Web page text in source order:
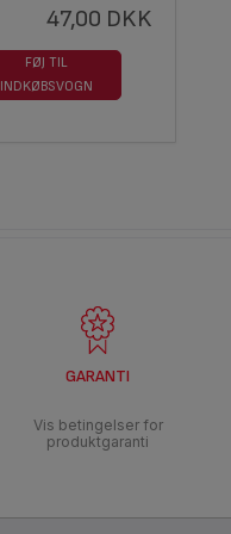
47,00 DKK
FØJ TIL
INDKØBSVOGN
GARANTI
Vis betingelser for
produktgaranti